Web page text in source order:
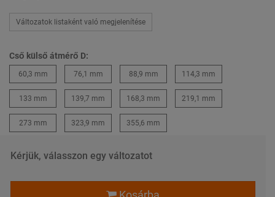
Változatok listaként való megjelenítése
Cső külső átmérő D:
60,3 mm 76,1 mm 88,9 mm 114,3 mm
133 mm 139,7 mm 168,3 mm 219,1 mm
273 mm 323,9 mm 355,6 mm
Kérjük, válasszon egy változatot